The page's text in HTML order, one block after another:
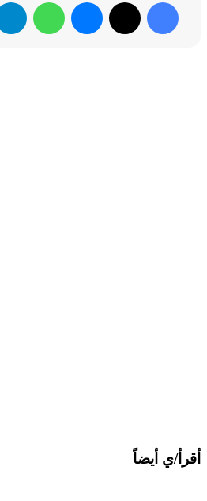
أقرأ/ي أيضاً